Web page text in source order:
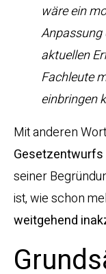
wäre ein
Anpassung
aktuellen
Fachleute
einbringen
Mit anderen
Gesetzentwurfs
seiner
ist, wie schon
weitgehend